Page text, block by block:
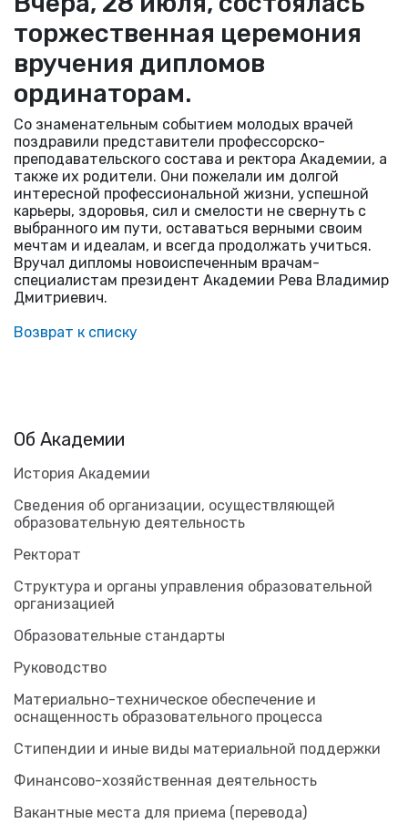
торжественная церемония
вручения дипломов
ординаторам.
Со знаменательным событием молодых врачей
поздравили представители профессорско-
преподавательского состава и ректора Академии, а
также их родители. Они пожелали им долгой
интересной профессиональной жизни, успешной
карьеры, здоровья, сил и смелости не свернуть с
выбранного им пути, оставаться верными своим
мечтам и идеалам, и всегда продолжать учиться.
Вручал дипломы новоиспеченным врачам-
специалистам президент Академии Рева Владимир
Дмитриевич.
Возврат к списку
Об Академии
История Академии
Сведения об организации, осуществляющей
образовательную деятельность
Ректорат
Структура и органы управления образовательной
организацией
Образовательные стандарты
Руководство
Материально-техническое обеспечение и
оснащенность образовательного процесса
Стипендии и иные виды материальной поддержки
Финансово-хозяйственная деятельность
Вакантные места для приема (перевода)